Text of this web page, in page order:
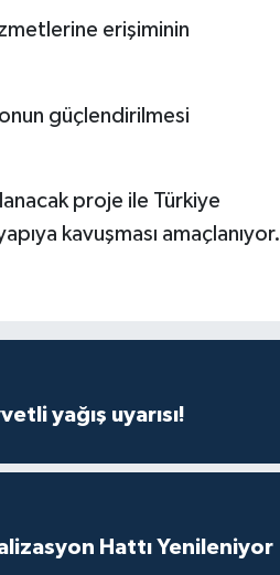
erişiminin
güçlendirilmesi
proje ile Türkiye
kavuşması amaçlanıyor.
yağış uyarısı!
Hattı Yenileniyor